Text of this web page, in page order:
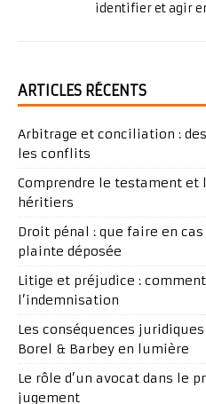
identifier et agir
ARTICLES RÉCENTS
Arbitrage et conciliation :
les conflits
Comprendre le testament et
héritiers
Droit pénal : que faire en
plainte déposée
Litige et préjudice :
l’indemnisation
Les conséquences
Borel & Barbey en lumière
Le rôle d’un avocat dans le
jugement